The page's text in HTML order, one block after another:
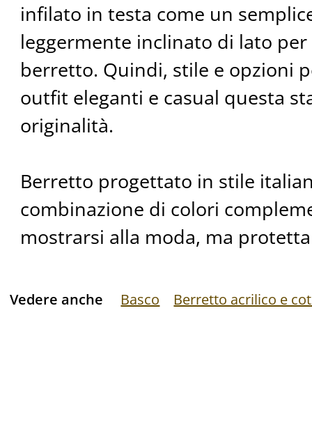
infilato in testa come un
leggermente inclinato di lato
berretto. Quindi, stile e opzioni
outfit eleganti e casual questa
originalità.
Berretto progettato in stile
combinazione di colori
mostrarsi alla moda, ma
Vedere anche Basco Berretto acrilico e